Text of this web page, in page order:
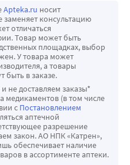
радикалов;
организма в
факторов
среды).
ферментов, участвует в
Стимулирует
рост волос, а также
иммунной системы.
витамина А сетчаткой,
к нарушению
Обладает
свойствами в культуре
Apteka.ru носит
консультацию
отличаться
Товар может быть
площадках, выбор
У товара может
а товары
быть в заказе.
не доставляем заказы*
медикаментов (в том числе
с Постановлением
аптечной
разрешение
закон. АО НПК «Катрен»,
обеспечивает наличие
в ассортименте аптеки.